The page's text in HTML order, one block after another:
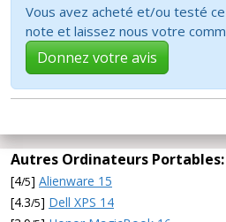
Vous avez acheté et/ou testé
note et laissez nous votre
Donnez votre avis
Autres Ordinateurs Portables:
[4/5] Alienware 15
[4.3/5] Dell XPS 14